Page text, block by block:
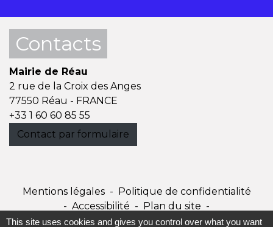
Contacts
Mairie de Réau
2 rue de la Croix des Anges
77550 Réau - FRANCE
+33 1 60 60 85 55
Contact par formulaire
Mentions légales - Politique de confidentialité
- Accessibilité - Plan du site -
Gestion des cookies
This site uses cookies and gives you control over what you want